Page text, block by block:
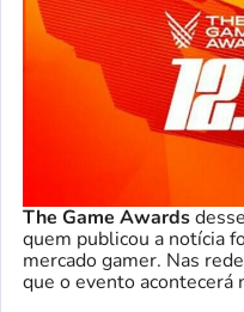
The Game Awards
quem publicou a notícia
mercado gamer. Nas
que o evento acontecerá